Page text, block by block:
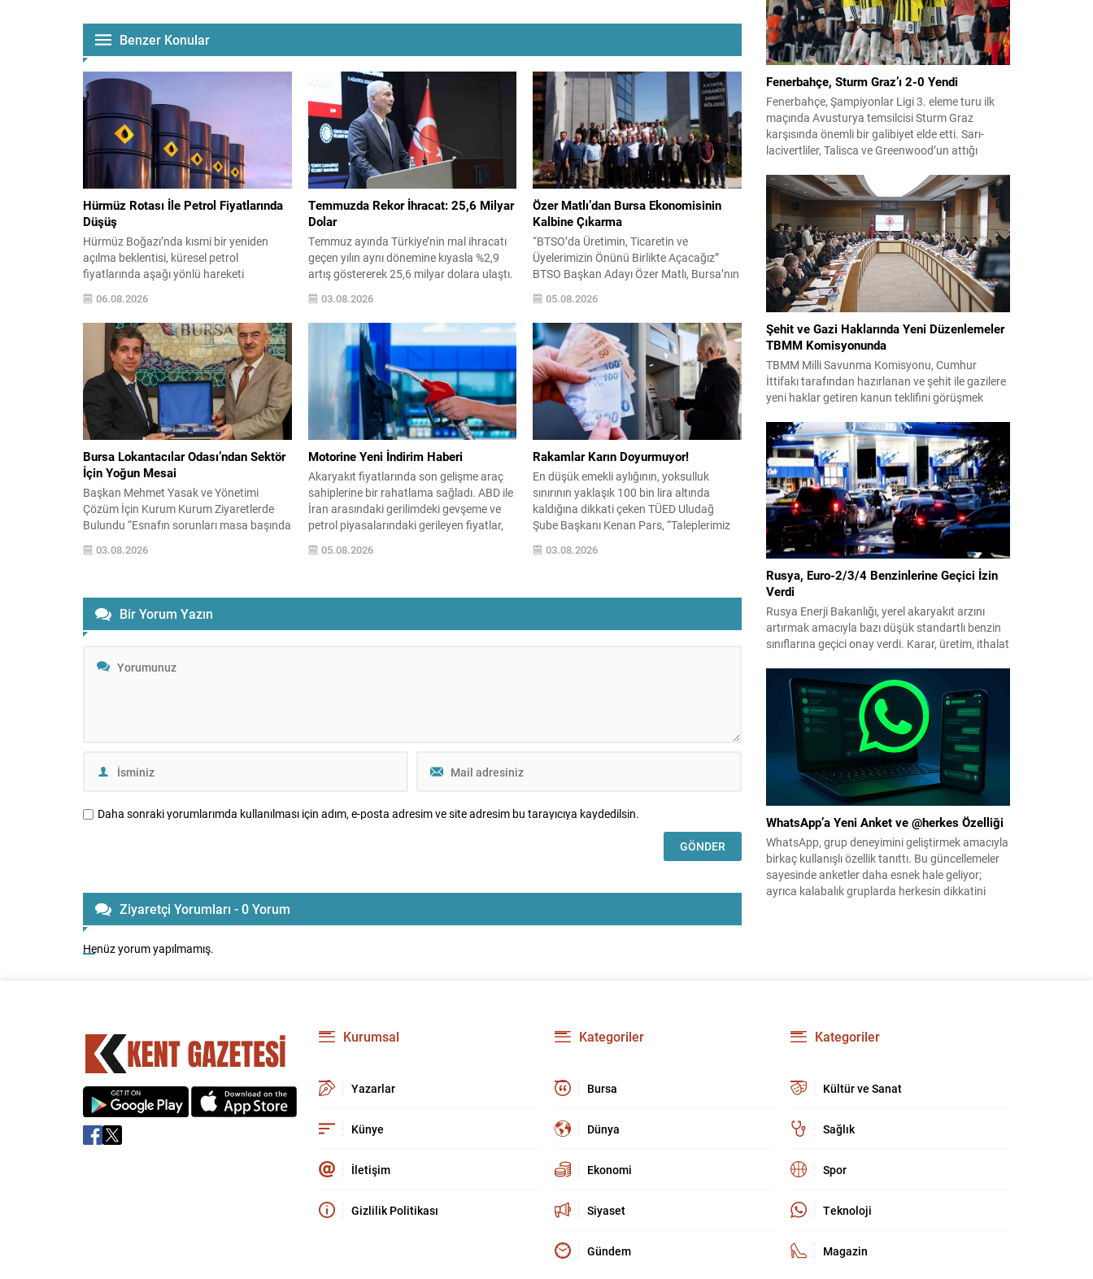
Benzer Konular
Hürmüz Rotası İle Petrol Fiyatlarında
Düşüş
Hürmüz Boğazı’nda kısmi bir yeniden
açılma beklentisi, küresel petrol
fiyatlarında aşağı yönlü hareketi
sürdürdü. WTI ham petrol üç seanstan
sonra varil başına yaklaşık 73 dolar
seviyelerinde işlem görürken, Türkiye
piyasalarının takip ettiği Brent petrol ise
yaklaşık 78 dolar civarındaydı. İran ile
Umman arasında varılan ve Hürmüz
üzerinden alternatif bir nakliye...
06.08.2026
Temmuzda Rekor İhracat: 25,6 Milyar
Dolar
Temmuz ayında Türkiye’nin mal ihracatı
geçen yılın aynı dönemine kıyasla %2,9
artış göstererek 25,6 milyar dolara ulaştı.
Bu rakam, temmuz ayı bazında
kaydedilen en yüksek ihracat tutarı olarak
öne çıktı. Ticaret Bakanı Bolat,
yıllıklandırılmış verilerde ise ülke
ihracatının 278,6 milyar dolara yükselerek
şimdiye kadarki en yüksek yıllık mal
ihracatına ulaştığını...
03.08.2026
Özer Matlı’dan Bursa Ekonomisinin
Kalbine Çıkarma
“BTSO’da Üretimin, Ticaretin ve
Üyelerimizin Önünü Birlikte Açacağız”
BTSO Başkan Adayı Özer Matlı, Bursa’nın
Üretim Gücünü Yerinde İnceledi: OSB’ler,
Sanayi Kuruluşları ve İş Dünyası
Temsilcileriyle Geleceğin Bursa Ekonomisi
Masaya Yatırıldı Bursa Ticaret ve Sanayi
Odası (BTSO) Başkan Adayı Özer Matlı,
Bursa ekonomisinin üretim damarlarını
oluşturan önemli sanayi bölgeleri ve iş...
05.08.2026
Bursa Lokantacılar Odası’ndan Sektör
İçin Yoğun Mesai
Başkan Mehmet Yasak ve Yönetimi
Çözüm İçin Kurum Kurum Ziyaretlerde
Bulundu “Esnafın sorunları masa başında
değil, sahada çözülür” anlayışıyla hareket
eden Bursa Lokantacılar ve Benzerleri
Bursa’da yeme-içme sektörünün yaşadığı
sorunların çözümü, esnafın beklentilerinin
karşılanması ve sektörün sürdürülebilir
çalışmalarını...
03.08.2026
Motorine Yeni İndirim Haberi
Akaryakıt fiyatlarında son gelişme araç
sahiplerine bir rahatlama sağladı. ABD ile
İran arasındaki gerilimdeki gevşeme ve
petrol piyasalarındaki gerileyen fiyatlar,
motorin üzerinde art arda indirim
beklentisini gündeme getirdi. Dünkü 1,05
05.08.2026
Rakamlar Karın Doyurmuyor!
En düşük emekli aylığının, yoksulluk
sınırının yaklaşık 100 bin lira altında
kaldığına dikkati çeken TÜED Uludağ
Şube Başkanı Kenan Pars, “Taleplerimiz
karşılanmadıkça aradaki uçurum
derinleşecek.” dedi. TÜİK’e göre
03.08.2026
Bir Yorum Yazın
Daha sonraki yorumlarımda kullanılması için adım, e-posta adresim ve site adresim bu tarayıcıya kaydedilsin.
Ziyaretçi Yorumları - 0 Yorum
Henüz yorum yapılmamış.
Fenerbahçe, Sturm Graz’ı 2-0 Yendi
Fenerbahçe, Şampiyonlar Ligi 3. eleme turu ilk
maçında Avusturya temsilcisi Sturm Graz
karşısında önemli bir galibiyet elde etti. Sarı-
lacivertliler, Talisca ve Greenwood’un attığı
öncesi avantaj sağladı. Karşılaşma sonrası
takım yönetimi mücadeleyi değerlendirdi ve
gelecek planlarına dair bilgi verdi. Futboldan
sorumlu yönetici Cihan Kamer,...
Şehit ve Gazi Haklarında Yeni Düzenlemeler
TBMM Komisyonunda
TBMM Milli Savunma Komisyonu, Cumhur
İttifakı tarafından hazırlanan ve şehit ile gazilere
yeni haklar getiren kanun teklifini görüşmek
komisyonda kabul edildi ve bir dizi düzenleme
benimsendi. Teklif kapsamında, vazife
malullerinden hayatını kaybedenlerin anne ve
babalarına bağlanacak aylık tutarının, net asgari
ücretin altında olmayacağı hükme bağlanıyor....
Rusya, Euro-2/3/4 Benzinlerine Geçici İzin
Verdi
Rusya Enerji Bakanlığı, yerel akaryakıt arzını
artırmak amacıyla bazı düşük standartlı benzin
sınıflarına geçici onay verdi. Karar, üretim, ithalat
Temmuz 2027’ye kadar kaldırıyor. Açıklamada
bu düzenlemenin kalıcı bir çevre politikası
değişikliği anlamına gelmediği vurgulanıyor;
kararın geçici olduğu ve uzun vadeli çevre
hedeflerinden sapma amaçlanmadığı...
WhatsApp’a Yeni Anket ve @herkes Özelliği
WhatsApp, grup deneyimini geliştirmek amacıyla
birkaç kullanışlı özellik tanıttı. Bu güncellemeler
sayesinde anketler daha esnek hale geliyor;
ayrıca kalabalık gruplarda herkesin dikkatini
Kurumsal
Yazarlar
Künye
İletişim
Gizlilik Politikası
Kategoriler
Bursa
Dünya
Ekonomi
Siyaset
Gündem
Kategoriler
Kültür ve Sanat
Sağlık
Spor
Teknoloji
Magazin